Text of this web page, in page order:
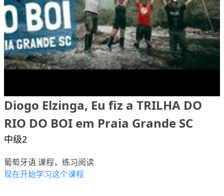
Diogo Elzinga, Eu fiz a TRILHA DO
RIO DO BOI em Praia Grande SC
中级2
葡萄牙语 课程，练习阅读
现在开始学习这个课程